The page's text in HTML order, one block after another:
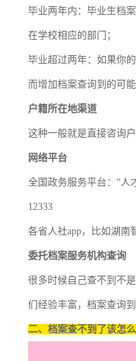
毕业两年内：毕业生档
在学校相应的部门；
毕业超过两年：如果你
而增加档案查询到的可能
户籍所在地渠道
这种一般就是直接咨询
网络平台
全国政务服务平台：“人
12333
各省人社app，比如湖南
委托档案服务机构查询
很多时候自己查不到不
们经验丰富，档案查询
二、档案查不到了该怎么